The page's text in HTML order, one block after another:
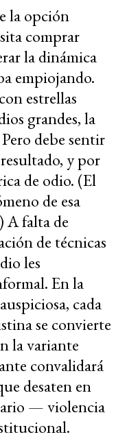
la opción
comprar
la dinámica
empiojando.
estrellas
grandes, la
debe sentir
y por
de odio. (El
de esa
A falta de
de técnicas
les
En la
cada
se convierte
la variante
convalidará
desaten en
— violencia